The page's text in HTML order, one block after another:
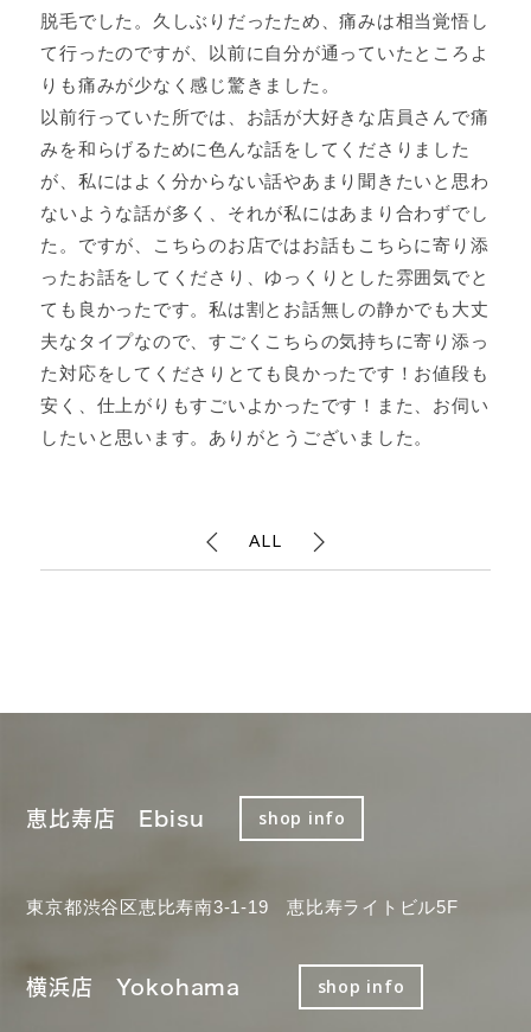
脱毛でした。久しぶりだったため、痛みは相当覚悟し
て行ったのですが、以前に自分が通っていたところよ
りも痛みが少なく感じ驚きました。
以前行っていた所では、お話が大好きな店員さんで痛
みを和らげるために色んな話をしてくださりました
が、私にはよく分からない話やあまり聞きたいと思わ
ないような話が多く、それが私にはあまり合わずでし
た。ですが、こちらのお店ではお話もこちらに寄り添
ったお話をしてくださり、ゆっくりとした雰囲気でと
ても良かったです。私は割とお話無しの静かでも大丈
夫なタイプなので、すごくこちらの気持ちに寄り添っ
た対応をしてくださりとても良かったです！お値段も
安く、仕上がりもすごいよかったです！また、お伺い
したいと思います。ありがとうございました。
ALL
恵比寿店 Ebisu shop info
東京都渋谷区恵比寿南3-1-19 恵比寿ライトビル5F
横浜店 Yokohama shop info